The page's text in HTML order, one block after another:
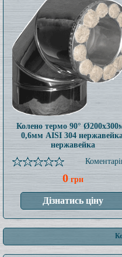
Колено термо 90°
0,6мм AISI 304
нержавейка
0 грн